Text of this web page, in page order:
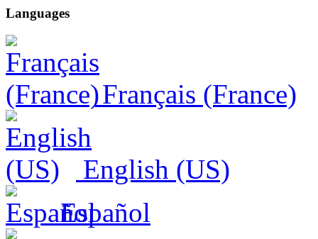
Languages
Français (France)
English (US)
Español